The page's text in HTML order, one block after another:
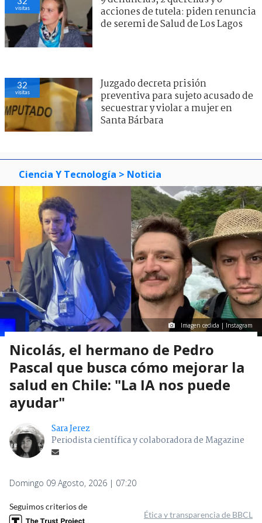
visitas
acciones de tutela: piden renuncia
de seremi de Salud de Los Lagos
32
visitas
Juzgado decreta prisión
preventiva para sujeto acusado de
secuestrar y violar a mujer en
Santa Bárbara
Ciencia Y Tecnología > Noticia
Imagen cedida | Instagram
Nicolás, el hermano de Pedro
Pascal que busca cómo mejorar la
salud en Chile: "La IA nos puede
ayudar"
Sara Jerez
Periodista científica y colaboradora de Magazine
Domingo 09 Agosto, 2026 | 07:20
Seguimos criterios de
Ética y transparencia de BBCL